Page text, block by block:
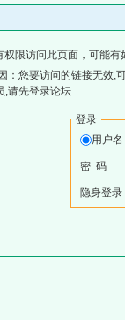
权限访问此页面，可能有
：您要访问的链接无效,
,请先登录论坛
登录
用户
密 码
隐身登录